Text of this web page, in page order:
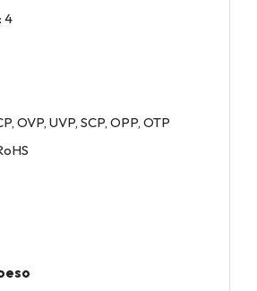
4
OVP, UVP, SCP, OPP, OTP